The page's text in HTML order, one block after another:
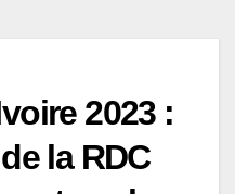
2023 :
la RDC